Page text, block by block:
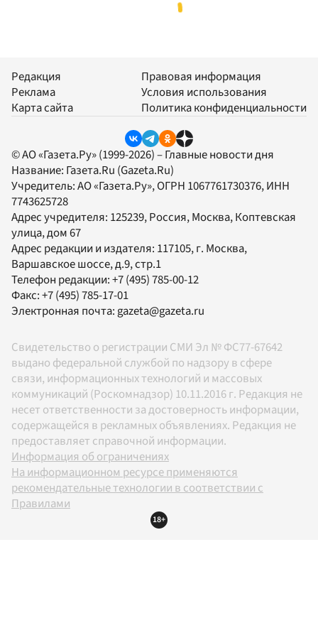
Редакция
Реклама
Карта сайта
Правовая информация
Условия использования
Политика конфиденциальности
© АО «Газета.Ру» (1999-2026) – Главные новости дня
Название: Газета.Ru (Gazeta.Ru)
Учредитель:АО «Газета.Ру», ОГРН 1067761730376, ИНН
7743625728
Адрес учредителя: 125239, Россия, Москва, Коптевская
улица, дом 67
Адрес редакции и издателя: 117105, г. Москва,
Варшавское шоссе, д.9, стр.1
Телефон редакции:+7 (495) 785-00-12
Факс:+7 (495) 785-17-01
Электронная почта:gazeta@gazeta.ru
Свидетельство о регистрации СМИ Эл № ФС77-67642
выдано федеральной службой по надзору в сфере
связи, информационных технологий и массовых
коммуникаций (Роскомнадзор) 10.11.2016 г. Редакция не
несет ответственности за достоверность информации,
содержащейся в рекламных объявлениях. Редакция не
предоставляет справочной информации.
Информация об ограничениях
На информационном ресурсе применяются
рекомендательные технологии в соответствии с
Правилами
18+